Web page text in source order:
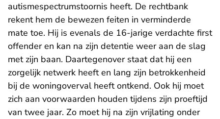
autismespectrumstoornis heeft. De rechtbank
rekent hem de bewezen feiten in verminderde
mate toe. Hij is evenals de 16-jarige verdachte first
offender en kan na zijn detentie weer aan de slag
met zijn baan. Daartegenover staat dat hij een
zorgelijk netwerk heeft en lang zijn betrokkenheid
bij de woningoverval heeft ontkend. Ook hij moet
zich aan voorwaarden houden tijdens zijn proeftijd
van twee jaar. Zo moet hij na zijn vrijlating onder